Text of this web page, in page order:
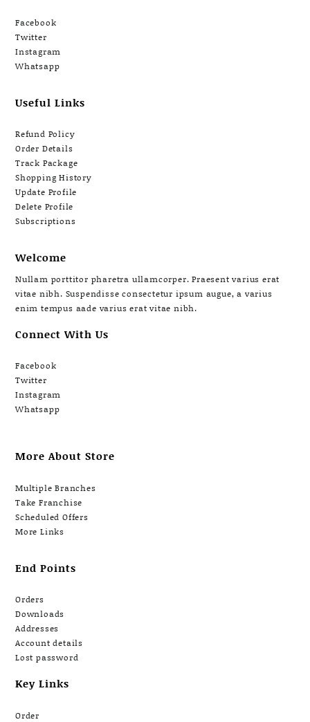
Facebook
Twitter
Instagram
Whatsapp
Useful Links
Refund Policy
Order Details
Track Package
Shopping History
Update Profile
Delete Profile
Subscriptions
Welcome
Nullam porttitor pharetra ullamcorper. Praesent varius erat
vitae nibh. Suspendisse consectetur ipsum augue, a varius
enim tempus aade varius erat vitae nibh.
Connect With Us
Facebook
Twitter
Instagram
Whatsapp
More About Store
Multiple Branches
Take Franchise
Scheduled Offers
More Links
End Points
Orders
Downloads
Addresses
Account details
Lost password
Key Links
Order